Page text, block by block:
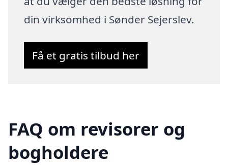
din virksomhed i Sønder Sejerslev.
Få et gratis tilbud her
FAQ om revisorer og
bogholdere